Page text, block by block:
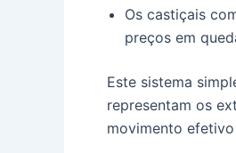
Os castiçais
preços em
Este sistema
representam os
movimento